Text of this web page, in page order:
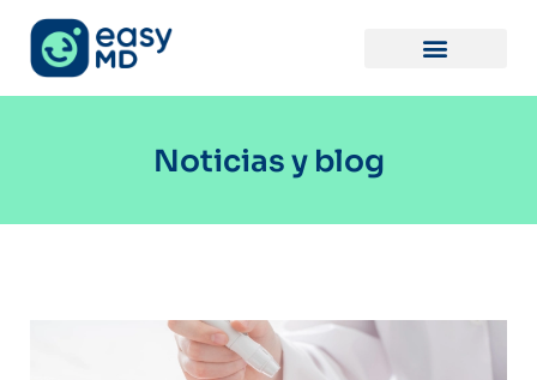
Noticias y blog